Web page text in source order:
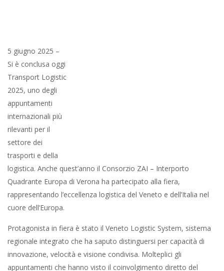
strategico dell’interporto veronese all’interno della rete europea
dei trasporti e di promuovere il dialogo tra imprese, istituzioni e
operatori internazionali.
Durante l’evento, il Consorzio ZAI – Interporto Quadrante
Europa di Verona ha avuto modo di confrontarsi con
stakeholder globali, approfondire i temi della sostenibilità,
dell’intermodalità e delle nuove tecnologie applicate alla
logistica, confermando il ruolo di Verona come snodo
fondamentale per la mobilità delle merci in Europa.
Dichiarazione del Presidente Matteo Gasparato:
«Desidero ringraziare la Regione Veneto per aver saputo
mettere insieme, ancora una volta, così tanti attori strategici
in un’unica cornice di rappresentanza. A Monaco abbiamo
fatto squadra, dimostrando che il Veneto è capace di
competere a livello mondiale quando pubblico e privato